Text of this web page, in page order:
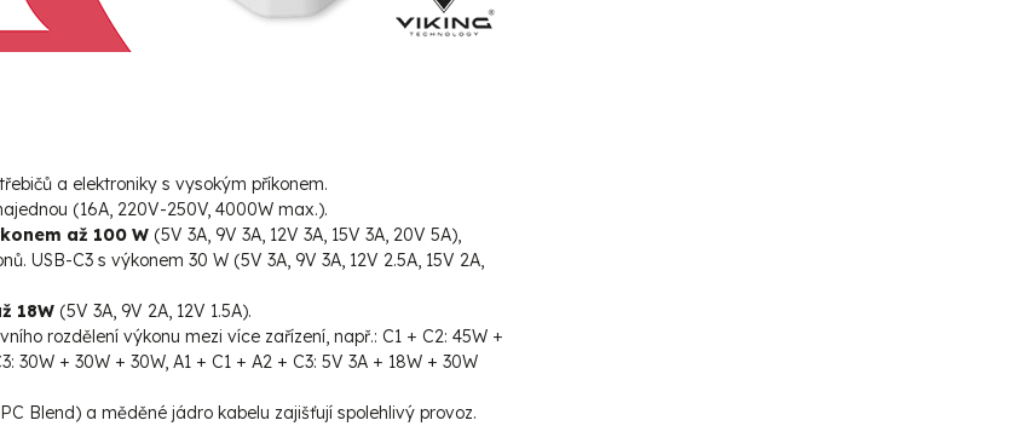
a elektroniky s vysokým příkonem.
(16A, 220V-250V, 4000W max.).
až 100 W (5V 3A, 9V 3A, 12V 3A, 15V 3A, 20V 5A),
USB-C3 s výkonem 30 W (5V 3A, 9V 3A, 12V 2.5A, 15V 2A,
18W (5V 3A, 9V 2A, 12V 1.5A).
rozdělení výkonu mezi více zařízení, např.: C1 + C2: 45W +
30W + 30W + 30W, A1 + C1 + A2 + C3: 5V 3A + 18W + 30W
Blend) a měděné jádro kabelu zajišťují spolehlivý provoz.